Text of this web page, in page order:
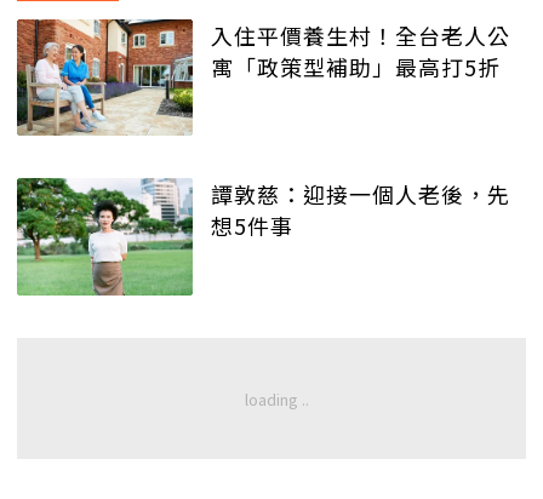
入住平價養生村！全台老人公
寓「政策型補助」最高打5折
譚敦慈：迎接一個人老後，先
想5件事